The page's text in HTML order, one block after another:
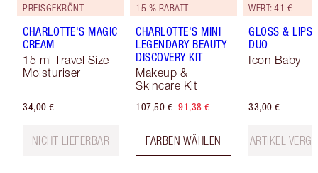
PREISGEKRÖNT
CHARLOTTE'S MAGIC
CREAM
15 ml Travel Size
Moisturiser
34,00 €
NICHT LIEFERBAR
15 % RABATT
CHARLOTTE'S MINI
LEGENDARY BEAUTY
DISCOVERY KIT
Makeup &
Skincare Kit
107,50 € 91,38 €
FARBEN WÄHLEN
WERT: 41 €
GLOSS &
DUO
Icon Baby
33,00 €
ARTIKEL